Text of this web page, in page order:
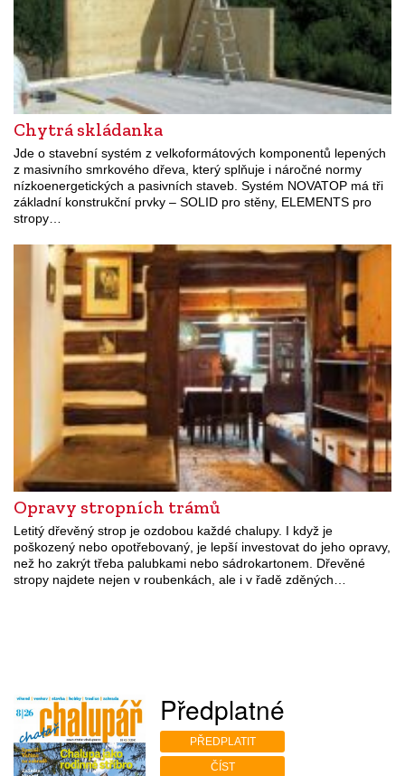
Chytrá skládanka
Jde o stavební systém z velkoformátových komponentů lepených
z masivního smrkového dřeva, který splňuje i náročné normy
nízkoenergetických a pasivních staveb. Systém NOVATOP má tři
základní konstrukční prvky – SOLID pro stěny, ELEMENTS pro
stropy…
Opravy stropních trámů
Letitý dřevěný strop je ozdobou každé chalupy. I když je
poškozený nebo opotřebovaný, je lepší investovat do jeho opravy,
než ho zakrýt třeba palubkami nebo sádrokartonem. Dřevěné
stropy najdete nejen v roubenkách, ale i v řadě zděných…
Předplatné
PŘEDPLATIT
ČÍST